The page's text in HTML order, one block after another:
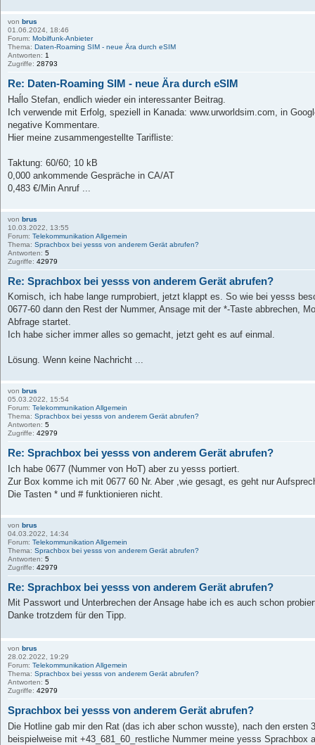
von brus
01.06.2024, 18:46
Forum: Mobilfunk-Anbieter
Thema: Daten-Roaming SIM - neue Ära durch eSIM
Antworten: 1
Zugriffe: 28793
Re: Daten-Roaming SIM - neue Ära durch eSIM
Haĺlo Stefan, endlich wieder ein interessanter Beitrag.
Ich verwende mit Erfolg, speziell in Kanada: www.urworldsim.com, in
negative Kommentare.
Hier meine zusammengestellte Tarifliste:
Taktung: 60/60; 10 kB
0,000 ankommende Gespräche in CA/AT
0,483 €/Min Anruf ...
von brus
10.03.2022, 13:55
Forum: Telekommunikation Allgemein
Thema: Sprachbox bei yesss von anderem Gerät abrufen?
Antworten: 5
Zugriffe: 42979
Re: Sprachbox bei yesss von anderem Gerät abrufen?
Komisch, ich habe lange rumprobiert, jetzt klappt es. So wie bei yesss
0677-60 dann den Rest der Nummer, Ansage mit der *-Taste abbrechen,
Abfrage startet.
Ich habe sicher immer alles so gemacht, jetzt geht es auf einmal.
Lösung. Wenn keine Nachricht ...
von brus
05.03.2022, 15:54
Forum: Telekommunikation Allgemein
Thema: Sprachbox bei yesss von anderem Gerät abrufen?
Antworten: 5
Zugriffe: 42979
Re: Sprachbox bei yesss von anderem Gerät abrufen?
Ich habe 0677 (Nummer von HoT) aber zu yesss portiert.
Zur Box komme ich mit 0677 60 Nr. Aber ,wie gesagt, es geht nur
Die Tasten * und # funktionieren nicht.
von brus
04.03.2022, 14:34
Forum: Telekommunikation Allgemein
Thema: Sprachbox bei yesss von anderem Gerät abrufen?
Antworten: 5
Zugriffe: 42979
Re: Sprachbox bei yesss von anderem Gerät abrufen?
Mit Passwort und Unterbrechen der Ansage habe ich es auch schon
Danke trotzdem für den Tipp.
von brus
28.02.2022, 19:29
Forum: Telekommunikation Allgemein
Thema: Sprachbox bei yesss von anderem Gerät abrufen?
Antworten: 5
Zugriffe: 42979
Sprachbox bei yesss von anderem Gerät abrufen?
Die Hotline gab mir den Rat (das ich aber schon wusste), nach den ersten
beispielweise mit +43_681_60_restliche Nummer meine yesss Sprachbox